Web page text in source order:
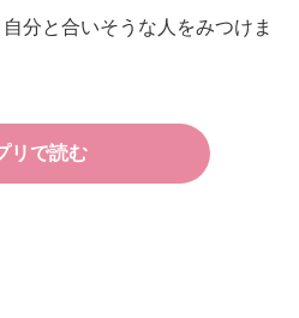
分と合いそうな人をみつけま
リで読む